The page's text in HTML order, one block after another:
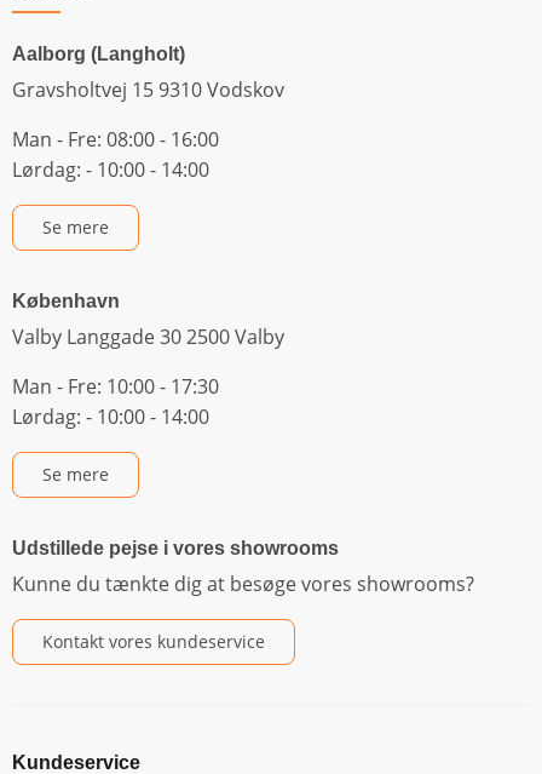
Aalborg (Langholt)
Gravsholtvej 15 9310 Vodskov
Man - Fre: 08:00 - 16:00
Lørdag: - 10:00 - 14:00
Se mere
København
Valby Langgade 30 2500 Valby
Man - Fre: 10:00 - 17:30
Lørdag: - 10:00 - 14:00
Se mere
Udstillede pejse i vores showrooms
Kunne du tænkte dig at besøge vores showrooms?
Kontakt vores kundeservice
Kundeservice